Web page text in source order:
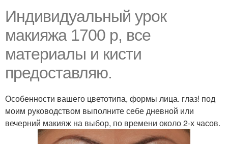
Индивидуальный урок
макияжа 1700 р, все
материалы и кисти
предоставляю.
Особенности вашего цветотипа, формы лица. глаз! под
моим руководством выполните себе дневной или
вечерний макияж на выбор, по времени около 2-х часов.